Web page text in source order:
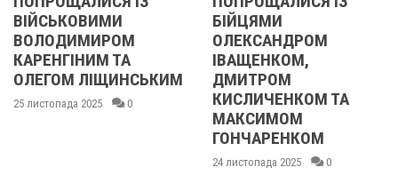
ТА
ЛІЩИНСЬКИМ
листопада 2025 0
БІЙЦЯМИ
ОЛЕКСАНДРОМ
ІВАЩЕНКОМ,
ДМИТРОМ
КИСЛИЧЕНКОМ ТА
МАКСИМОМ
ГОНЧАРЕНКОМ
24 листопада 2025 0